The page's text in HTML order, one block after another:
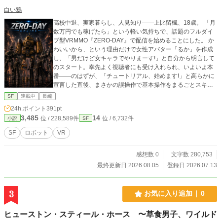
白い鴉
高校中退、実家暮らし、人見知り――上比留楓、18歳。 「月
数万円でも稼げたら」という軽い気持ちで、話題のフルダイ
ブ型VRMMO『ZERO-DAY』で配信を始めることにした。 か
わいいから、という理由だけで女性アバター「るか」を作成
し、「男だけど女キャラでやりまーす!」と自分から明言して
のスタート。幸先よく視聴者にも受け入れられ、いよいよ本
番――のはずが、「チュートリアル、始めます!」と高らかに
宣言した直後、まさかの誤操作で基本操作をまるごとスキッ
プしてしまう。 説明ゼロのまま丸腰で戦場に放り出された楓
が、整備拠点の片隅でようやく見つけたのは、誰にも選ばれ
ることなく放置されていた、黄色くて巨大な不人気機体。
「なんかこれでいいや」の一言で組み上げたその機体を、彼
は「イエローサブマリン」と名付ける。 変形の仕方すら分か
らないまま、ひたすら徒歩で戦場へ向かう新人配信者――の
当たっているはずなのに、なぜか一切ダメージを受けない。
本人はいたって真面目に「この機体、足遅いし弱いなあ」と
トリアルを飛ばした男」が、誰にも気づかれないまま世界を
騒がせていく――配信×VRMMO無双コメディ、開幕。
SF 連載中 長編
24h.ポイント 391pt
小説 3,485 位 / 228,589件 SF 14 位 / 6,732件
SF ロボット VR
感想数 0
文字数 280,753
最終更新日 2026.08.05
登録日 2026.07.13
3 お気に入り追加 0
ヒューストン・スティール・ホース 〜草食男子、ワイルド